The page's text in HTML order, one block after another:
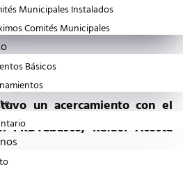
Municipales Instalados
Comités Municipales
Básicos
Fernando Belauzarán
Política Nacional
un acercamiento con el
Rafael Acosta